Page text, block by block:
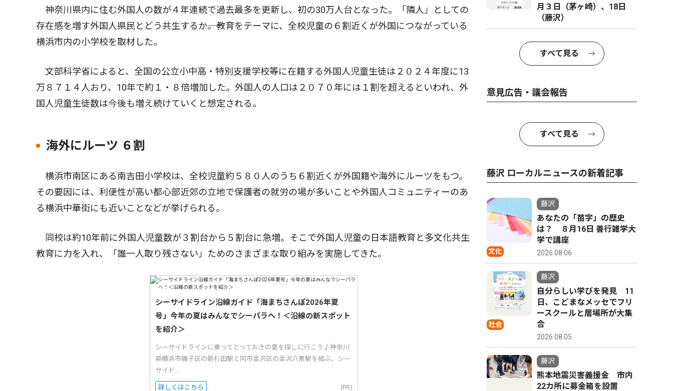
神奈川県内に住む外国人の数が４年連続で過去最多を更新し、初の30万人台となった。「隣人」としての
存在感を増す外国人県民とどう共生するか――。教育をテーマに、全校児童の６割近くが外国につながっている
横浜市内の小学校を取材した。
文部科学省によると、全国の公立小中高・特別支援学校等に在籍する外国人児童生徒は２０２４年度に13
万８７１４人おり、10年で約１・８倍増加した。外国人の人口は２０７０年には１割を超えるといわれ、外
国人児童生徒数は今後も増え続けていくと想定される。
海外にルーツ ６割
横浜市南区にある南吉田小学校は、全校児童約５８０人のうち６割近くが外国籍や海外にルーツをもつ。
その要因には、利便性が高い都心部近郊の立地で保護者の就労の場が多いことや外国人コミュニティーのあ
る横浜中華街にも近いことなどが挙げられる。
同校は約10年前に外国人児童数が３割台から５割台に急増。そこで外国人児童の日本語教育と多文化共生
教育に力を入れ、「誰一人取り残さない」ためのさまざまな取り組みを実施してきた。
シーサイドライン沿線ガイド「海まちさんぽ2026年夏
号」今年の夏はみんなでシーパラへ！＜沿線の新スポット
を紹介＞
シーサイドラインに乗ってとっておきの夏を探しに行こう♪神奈川
県横浜市磯子区の新杉田駅と同市金沢区の金沢八景駅を結ぶ、シー
サイド...
詳しくはこちら (PR)
月３日（茅ヶ崎）、18日
（藤沢）
すべて見る
意見広告・議会報告
すべて見る
藤沢 ローカルニュースの新着記事
文化
藤沢
あなたの「苗字」の歴史
は？ ８月16日 善行雑学大
学で講座
2026.08.06
社会
藤沢
自分らしい学びを発見 11
日、こどまなメッセでフリ
ースクールと居場所が大集
合
2026.08.05
藤沢
熊本地震災害義援金 市内
22カ所に募金箱を設置